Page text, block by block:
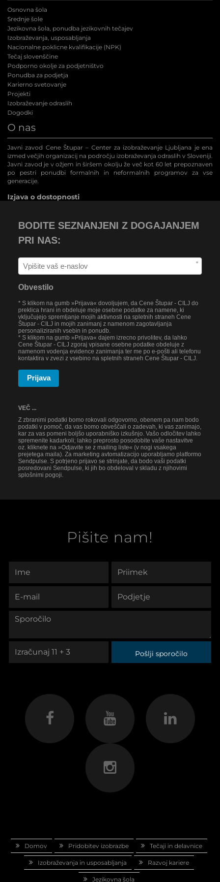
Osnovna šola
Srednje šole
Jezikovna šola, ponudba jezikovnih tečajev
Izobraževanja, usposabljanja
Nacionalne poklicne kvalifikacije (NPK)
Tečaj slovenščine
Podporno okolje za podjetništvo
Ponudba za podjetja
Karierno svetovanje
Projekti
Izobraževanje odraslih
Dogodki
O nas
Javni zavod Cene Štupar – Center za izobraževanje Ljubljana je ena
izmed večjih organizacij na področju izobraževanja odraslih v Sloveniji.
Javni zavod je v ožjem in širšem okolju že več kot 60 let prepoznaven
po pestri ponudbi formalnih in neformalnih programov za vse
generacije.
Izjava o dostopnosti
BODITE SEZNANJENI Z DOGAJANJEM
PRI NAS:
*
Obvestilo
* S klikom na gumb »Prijava« dovoljujem, da Cene Štupar - CILJ do
preklica hrani in obdeluje moje osebne podatke za namene, ki
vključujejo spremljanje mojih aktivnosti na spletnih straneh Cene
Štupar - CILJ in mojih zanimanj z namenom zagotavljanja
personaliziranih vsebin in ponudb.
* S klikom na gumb »Prijava« dajem izrecno privolitev, da lahko
Cene Štupar - CILJ zgoraj vpisane osebne podatke obdeluje z
namenom vodenja evidence zanimanja ter me po e-pošti ali telefonu
kontaktira v zvezi z vsebino na spletnih straneh Cene Štupar - CILJ.
Prijava
VEČ ...
Z zbranimi podatki bomo rokovali odgovorno, obenem pa nam bodo
podatki v pomoč, da vas bomo obveščali o zadevah, ki vas zanimajo,
kar za vas pomeni boljšo uporabniško izkušnjo. Vašo odločitev lahko
spremenite kadarkoli; lahko preprosto posodobite vaše nastavitve
oz. kliknete na »Odjavite se z mailing liste« (v nogi vsakega
prejetega maila). Za marketing avtomatizacijo uporabljamo platformo
Sendpulse. S potrjeno prijavo se strinjate, da bodo vaši podatki
posredovani Sendpulse, ki jih bo obdeloval v skladu z njihovimi
splošnimi pogoji.
Pišite nam!
Pošlji sporočilo
Domov Pridobitev izobrazbe Tečaji in delavnice
Izobraževanja in usposabljanja Razvoj kariere
Jezikovna šola